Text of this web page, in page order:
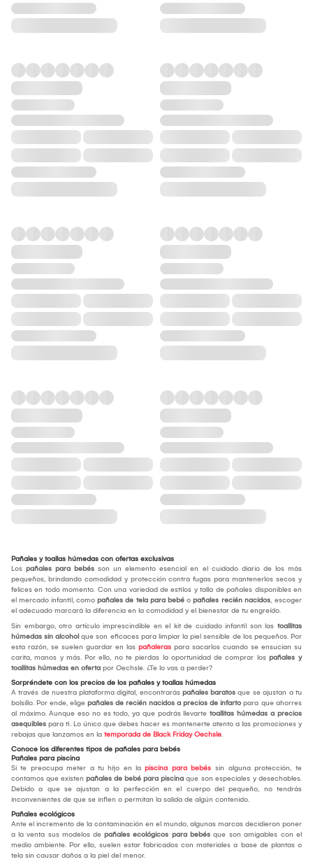
Pañales y toallas húmedas con ofertas exclusivas
Los pañales para bebés son un elemento esencial en el cuidado diario de los más
pequeños, brindando comodidad y protección contra fugas para mantenerlos secos y
felices en todo momento. Con una variedad de estilos y talla de pañales disponibles en
el mercado infantil, como pañales de tela para bebé o pañales recién nacidos, escoger
el adecuado marcará la diferencia en la comodidad y el bienestar de tu engreído.
Sin embargo, otro artículo imprescindible en el kit de cuidado infantil son las toallitas
húmedas sin alcohol que son eficaces para limpiar la piel sensible de los pequeños. Por
esta razón, se suelen guardar en las pañaleras para sacarlos cuando se ensucian su
carita, manos y más. Por ello, no te pierdas la oportunidad de comprar los pañales y
toallitas húmedas en oferta por Oechsle. ¿Te lo vas a perder?
Sorpréndete con los precios de los pañales y toallas húmedas
A través de nuestra plataforma digital, encontrarás pañales baratos que se ajustan a tu
bolsillo. Por ende, elige pañales de recién nacidos a precios de infarto para que ahorres
al máximo. Aunque eso no es todo, ya que podrás llevarte toallitas húmedas a precios
asequibles para ti. Lo único que debes hacer es mantenerte atento a las promociones y
rebajas que lanzamos en la temporada de Black Friday Oechsle.
Conoce los diferentes tipos de pañales para bebés
Pañales para piscina
Si te preocupa meter a tu hijo en la piscina para bebés sin alguna protección, te
contamos que existen pañales de bebé para piscina que son especiales y desechables.
Debido a que se ajustan a la perfección en el cuerpo del pequeño, no tendrás
inconvenientes de que se inflen o permitan la salida de algún contenido.
Pañales ecológicos
Ante el incremento de la contaminación en el mundo, algunas marcas decidieron poner
a la venta sus modelos de pañales ecológicos para bebés que son amigables con el
medio ambiente. Por ello, suelen estar fabricados con materiales a base de plantas o
tela sin causar daños a la piel del menor.